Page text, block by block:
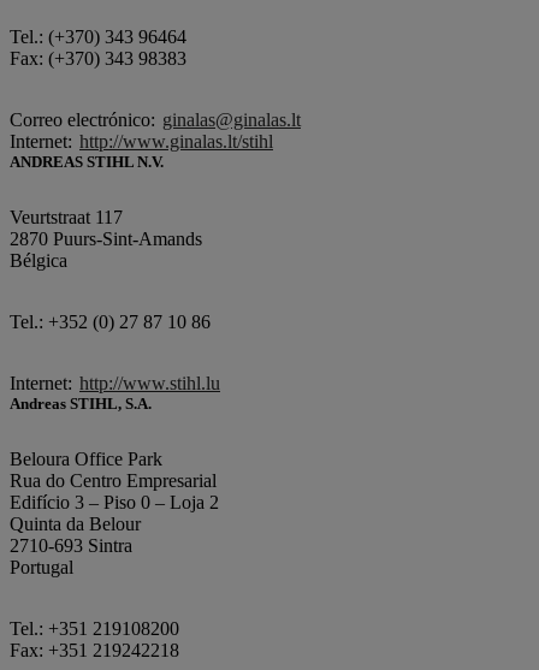
Tel.: (+370) 343 96464
Fax: (+370) 343 98383
Correo electrónico: ginalas@ginalas.lt
Internet: http://www.ginalas.lt/stihl
ANDREAS STIHL N.V.
Veurtstraat 117
2870 Puurs-Sint-Amands
Bélgica
Tel.: +352 (0) 27 87 10 86
Internet: http://www.stihl.lu
Andreas STIHL, S.A.
Beloura Office Park
Rua do Centro Empresarial
Edifício 3 – Piso 0 – Loja 2
Quinta da Belour
2710-693 Sintra
Portugal
Tel.: +351 219108200
Fax: +351 219242218